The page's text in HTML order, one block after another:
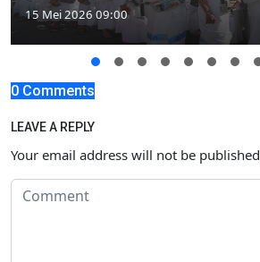
15 Mei 2026 09:00
0 Comments
LEAVE A REPLY
Your email address will not be published